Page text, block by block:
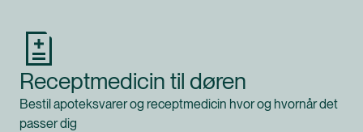
Receptmedicin til døren
Bestil apoteksvarer og receptmedicin hvor og hvornår det
passer dig